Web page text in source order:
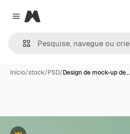
Close menu
Magnific
Início/stock/PSD/Design de mock-up de…